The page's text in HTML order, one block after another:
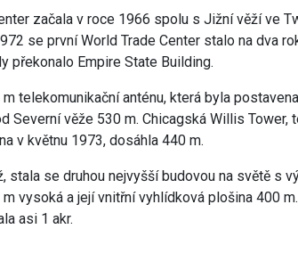
začala v roce 1966 spolu s Jižní věží ve
se první World Trade Center stalo na dva
překonalo Empire State Building.
telekomunikační anténu, která byla
Severní věže 530 m. Chicagská Willis Tower,
v květnu 1973, dosáhla 440 m.
stala se druhou nejvyšší budovou na světě s
vysoká a její vnitřní vyhlídková plošina 400 m.
asi 1 akr.